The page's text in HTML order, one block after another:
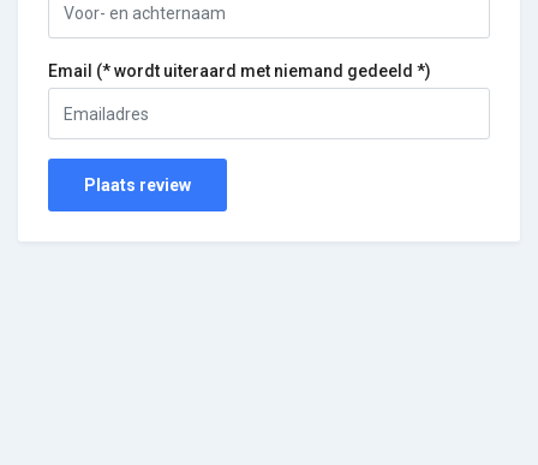
Email (* wordt uiteraard met niemand gedeeld *)
Plaats review